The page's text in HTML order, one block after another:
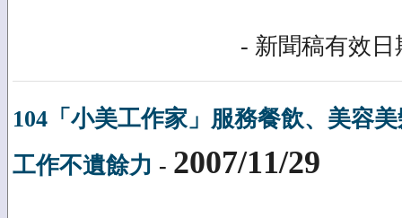
- 新聞稿有效日
104「小美工作家」服務餐飲、美容
工作不遺餘力 - 2007/11/29